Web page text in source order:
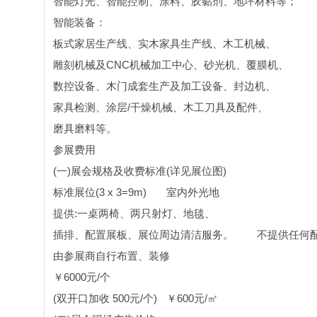
智能装备：
板式家居生产线、实木家具生产线、木工机械、
雕刻机械及CNC机械加工中心、砂光机、覆膜机、
数控设备、木门成套生产及加工设备、封边机、
家具检测、涂层/干燥机械、木工刀具及配件、
磨具磨料等。
参展费用
(一)展会规格及收费标准(详见展位图)
标准展位(3 x 3=9m)
室内外光地
提供:一桌两椅、两只射灯、地毯、
插排、配置展板、展位周边清洁服务。
不提供任何
由参展商自行布置、装修
￥6000元/个
(双开口加收 500元/个)
￥600元/㎡